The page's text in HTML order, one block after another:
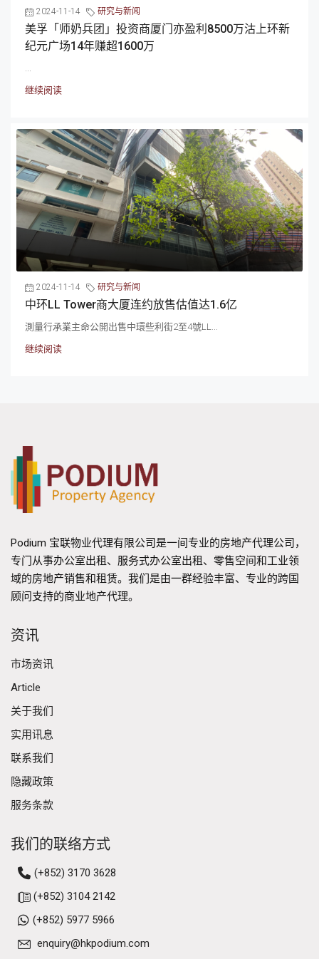
2024-11-14 研究与新闻
美孚「师奶兵团」投资商厦门亦盈利8500万沽上环新
纪元广场14年赚超1600万
...
继续阅读
2024-11-14 研究与新闻
中环LL Tower商大厦连约放售估值达1.6亿
測量行承業主命公開出售中環些利街2至4號LL...
继续阅读
Podium 宝联物业代理有限公司是一间专业的房地产代理公司，
专门从事办公室出租、服务式办公室出租、零售空间和工业领
域的房地产销售和租赁。我们是由一群经验丰富、专业的跨国
顾问支持的商业地产代理。
资讯
市场资讯
Article
关于我们
实用讯息
联系我们
隐藏政策
服务条款
我们的联络方式
(+852) 3170 3628
(+852) 3104 2142
(+852) 5977 5966
enquiry@hkpodium.com